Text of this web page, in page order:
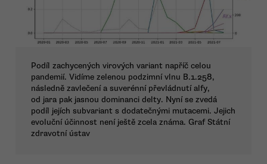
Podíl zachycených virových variant napříč celou
pandemií. Vidíme zelenou podzimní vlnu B.1.258,
následně zavlečení a suverénní převládnutí alfy,
od jara pak jasnou dominanci delty. Nyní se zvedá
podíl jejích subvariant s dodatečnými mutacemi. Jejich
evoluční účinnost není ještě zcela známa. Graf Státní
zdravotní ústav